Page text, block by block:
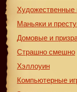
Художественные
Маньяки и
Домовые и
Страшно смешно
Хэллоуин
Компьютерные